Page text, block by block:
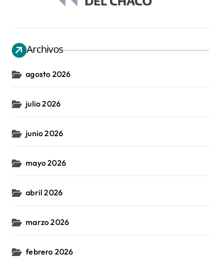
Archivos
agosto 2026
julio 2026
junio 2026
mayo 2026
abril 2026
marzo 2026
febrero 2026